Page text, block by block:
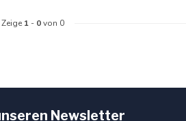
Zeige 1 - 0von 0
Newsletter